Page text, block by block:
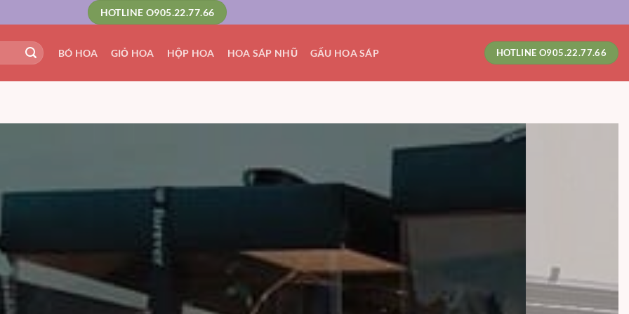
HOTLINE O905.22.77.66
BÓ HOA GIỎ HOA HỘP HOA HOA SÁP NHŨ GẤU HOA SÁP HOTLINE O905.22.77.66